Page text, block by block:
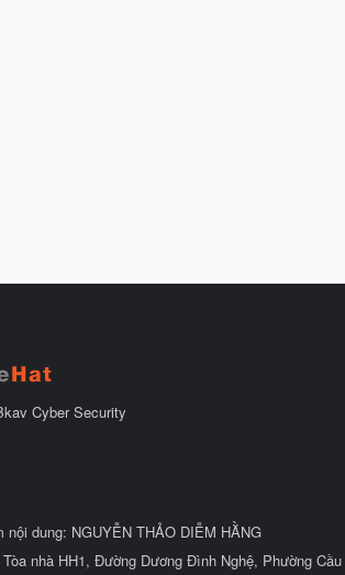
Cyber Security
nội dung: NGUYỄN THẢO DIỄM HẰNG
nhà HH1, Đường Dương Đình Nghệ, Phường